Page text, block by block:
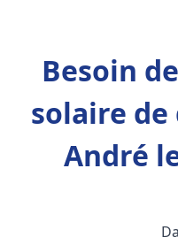
Besoin
solaire
André